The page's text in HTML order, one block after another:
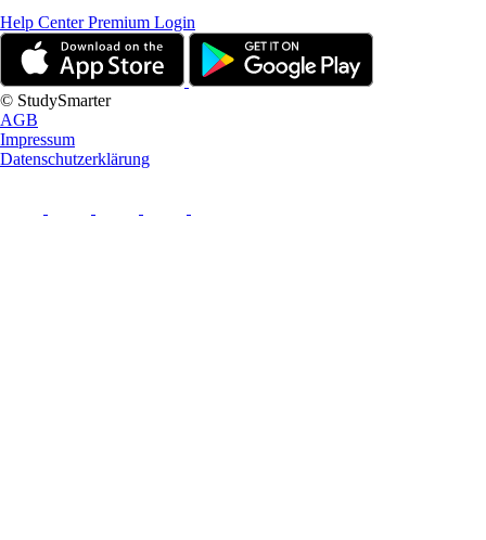
Help CenterPremium Login
© StudySmarter
AGB
Impressum
Datenschutzerklärung